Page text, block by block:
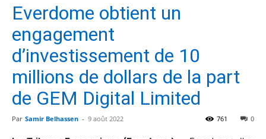
Everdome obtient un
engagement
d’investissement de 10
millions de dollars de la part
de GEM Digital Limited
Par Samir Belhassen - 9 août 2022 0
761